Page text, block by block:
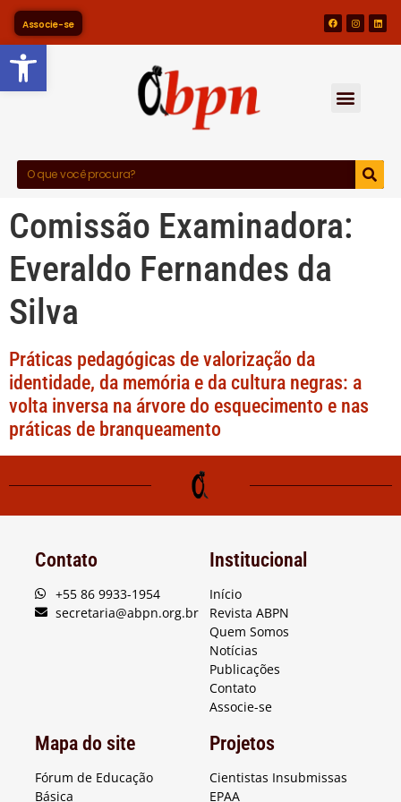
Barra de Ferramentas
Associe-se
Comissão Examinadora:
Everaldo Fernandes da
Silva
Práticas pedagógicas de valorização da
identidade, da memória e da cultura negras: a
volta inversa na árvore do esquecimento e nas
práticas de branqueamento
Contato
+55 86 9933-1954
secretaria@abpn.org.br
Institucional
Início
Revista ABPN
Quem Somos
Notícias
Publicações
Contato
Associe-se
Mapa do site
Fórum de Educação
Básica
Projetos
Cientistas Insubmissas
EPAA